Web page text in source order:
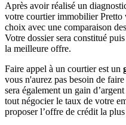
Après avoir réalisé un
votre courtier immobilier
choix avec une comparaison
Votre dossier sera constitué
la meilleure offre.
Faire appel à un courtier est un
vous n'aurez pas besoin de
sera également un gain
tout négocier le taux de votre
proposer l’offre de crédit la plus